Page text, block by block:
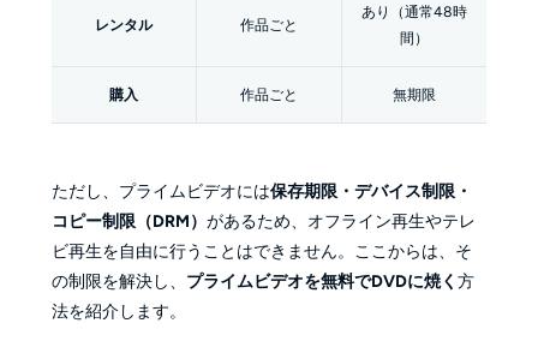
レンタル 作品ごと
あり（通常48時
間）
購入 作品ごと 無期限
ただし、プライムビデオには保存期限・デバイス制限・
コピー制限（DRM） があるため、オフライン再生やテレ
ビ再生を自由に行うことはできません。ここからは、そ
の制限を解決し、 プライムビデオを無料でDVDに焼く 方
法を紹介します。